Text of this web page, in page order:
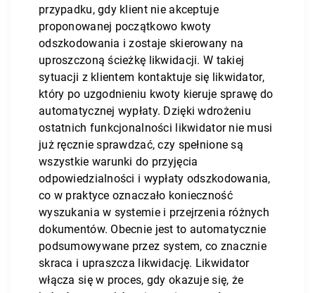
przypadku, gdy klient nie akceptuje
proponowanej początkowo kwoty
odszkodowania i zostaje skierowany na
uproszczoną ścieżkę likwidacji. W takiej
sytuacji z klientem kontaktuje się likwidator,
który po uzgodnieniu kwoty kieruje sprawę do
automatycznej wypłaty. Dzięki wdrożeniu
ostatnich funkcjonalności likwidator nie musi
już ręcznie sprawdzać, czy spełnione są
wszystkie warunki do przyjęcia
odpowiedzialności i wypłaty odszkodowania,
co w praktyce oznaczało konieczność
wyszukania w systemie i przejrzenia różnych
dokumentów. Obecnie jest to automatycznie
podsumowywane przez system, co znacznie
skraca i upraszcza likwidację. Likwidator
włącza się w proces, gdy okazuje się, że